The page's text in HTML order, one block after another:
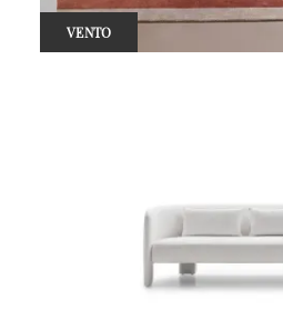
VENTO